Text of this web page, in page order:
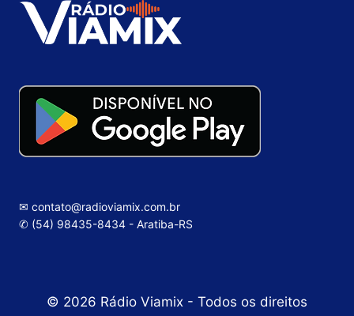
✉ contato@radioviamix.com.br
✆ (54) 98435-8434 - Aratiba-RS
© 2026 Rádio Viamix - Todos os direitos